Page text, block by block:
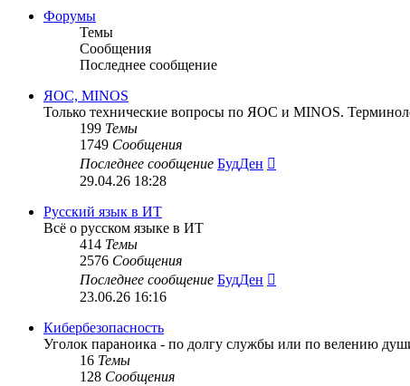
Форумы
Темы
Сообщения
Последнее сообщение
ЯОС, MINOS
Только технические вопросы по ЯОС и MINOS.
199 Темы
1749 Сообщения
Последнее сообщение БудДен
29.04.26 18:28
Русский язык в ИТ
Всё о русском языке в ИТ
414 Темы
2576 Сообщения
Последнее сообщение БудДен
23.06.26 16:16
Кибербезопасность
Уголок параноика - по долгу службы или по велению
16 Темы
128 Сообщения